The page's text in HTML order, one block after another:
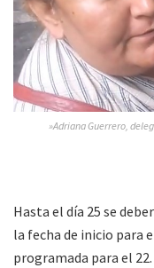
»Adriana Guerrero,
Hasta el día 25 se
la fecha de inicio para
programada para el 22.